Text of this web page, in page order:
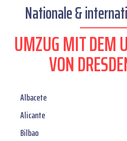
Nationale &
UMZUG MIT DEM
VON
Albacete
Alicante
Bilbao